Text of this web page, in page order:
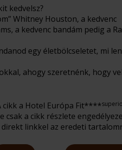
kedvelsz?
Whitney Houston, a kedvenc
a kedvenc bandám pedig a
egy életbölcseletet, mi
ahogy szeretnénk, hogy
cikk a Hotel Európa Fit****
csak a cikk részlete
linkkel az eredeti